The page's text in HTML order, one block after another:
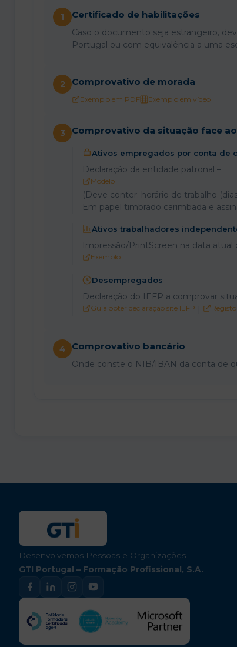
1 Certificado de habilitações
Caso o documento seja estrangeiro,
Portugal ou com equivalência a uma
2 Comprovativo de morada
Exemplo em PDF Exemplo em vídeo
3 Comprovativo da situação face
Ativos empregados por conta de
Declaração da entidade patronal –
Modelo
(Deve conter: horário de trabalho
Em papel timbrado carimbada e
Ativos trabalhadores
Impressão/PrintScreen na data
Exemplo
Desempregados
Declaração do IEFP a comprovar
Guia obter declaração site IEFP |
4 Comprovativo bancário
Onde conste o NIB/IBAN da conta de
Desenvolvemos Pessoas e Organizações
GTI Portugal – Formação Profissional, S.A.